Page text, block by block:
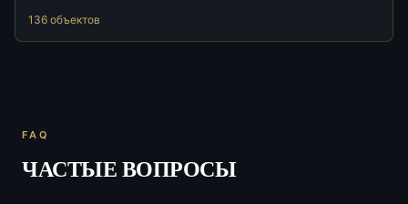
136 объектов
FAQ
ЧАСТЫЕ ВОПРОСЫ